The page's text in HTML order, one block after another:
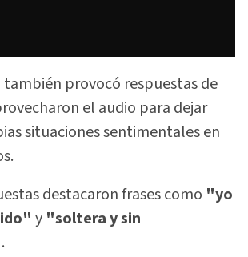
provocó respuestas de
el audio para dejar
situaciones sentimentales en
destacaron frases como "yo
y "soltera y sin
.